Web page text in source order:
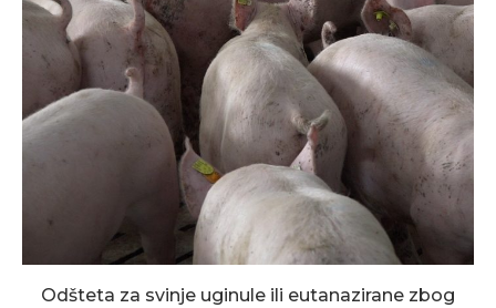
Odšteta za svinje uginule ili eutanazirane zbog